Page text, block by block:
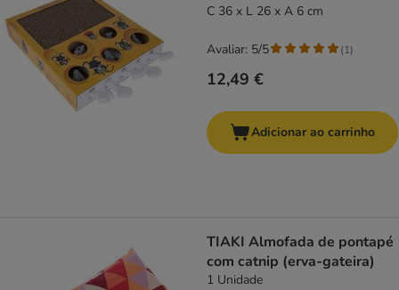
C 36 x L 26 x A 6 cm
12,49 €
Avaliar: 5/5 (1)
Adicionar ao carrinho
TIAKI Almofada de pontapé
com catnip (erva-gateira)
1 Unidade